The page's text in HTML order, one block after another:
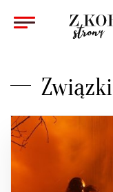
ZWIĄZKI
PSYCHOLOGIA
WYWIAD
Związki